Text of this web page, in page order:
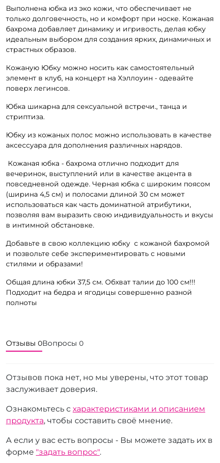
Выполнена юбка из эко кожи, что обеспечивает не
только долговечность, но и комфорт при носке. Кожаная
бахрома добавляет динамику и игривость, делая юбку
идеальным выбором для создания ярких, динамичных и
страстных образов.
Кожаную Юбку можно носить как самостоятельный
элемент в клуб, на концерт на Хэллоуин - одевайте
поверх легинсов.
Юбка шикарна для сексуальной встречи., танца и
стриптиза.
Юбку из кожаных полос можно использовать в качестве
аксессуара для дополнения различных нарядов.
Кожаная юбка - бахрома отлично подходит для
вечеринок, выступлений или в качестве акцента в
повседневной одежде. Черная юбка с широким поясом
(ширина 4,5 см) и полосами длиной 30 см может
использоваться как часть доминатной атрибутики,
позволяя вам выразить свою индивидуальность и вкусы
в интимной обстановке.
Добавьте в свою коллекцию юбку с кожаной бахромой
и позвольте себе экспериментировать с новыми
стилями и образами!
Общая длина юбки 37,5 см. Обхват талии до 100 см!!!
Подходит на бедра и ягодицы совершенно разной
полноты
Отзывы 0Вопросы 0
Отзывов пока нет, но мы уверены, что этот товар
заслуживает доверия.
Ознакомьтесь с характеристиками и описанием
продукта, чтобы составить своё мнение.
А если у вас есть вопросы - Вы можете задать их в
форме "задать вопрос".